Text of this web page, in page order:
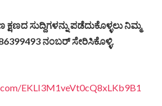
ಕ್ಷಣದಸುದ್ದಿಗಳನ್ನು ಪಡೆದುಕೊಳ್ಳಲುನಿಮ್ಮ
ನಂಬರ್ಸೇರಿಸಿಕೊಳ್ಳಿ.
EKLI3M1veVt0cQ8xLKb9B1